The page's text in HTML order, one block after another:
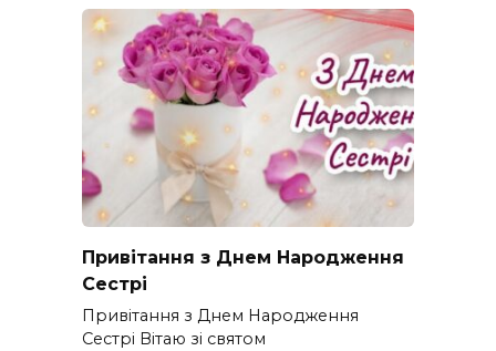
Привітання з Днем Народження
Сестрі
Привітання з Днем Народження
Сестрі Вітаю зі святом